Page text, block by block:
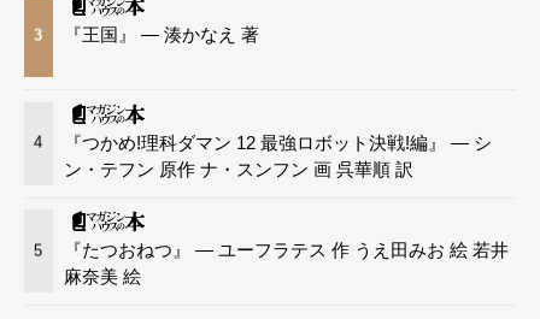
3 『王国』 — 湊かなえ 著
4
『つかめ!理科ダマン 12 最強ロボット決戦!編』 — シ
ン・テフン 原作 ナ・スンフン 画 呉華順 訳
5
『たつおねつ』 — ユーフラテス 作 うえ田みお 絵 若井
麻奈美 絵